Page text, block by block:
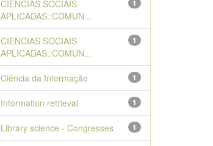
1
CIENCIAS SOCIAIS
APLICADAS::COMUN...
1
CIENCIAS SOCIAIS
APLICADAS::COMUN...
1
Ciência da Informação
1
Information retrieval
1
Library science - Congresses